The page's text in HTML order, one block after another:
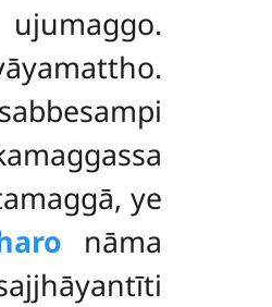
ye
nāma